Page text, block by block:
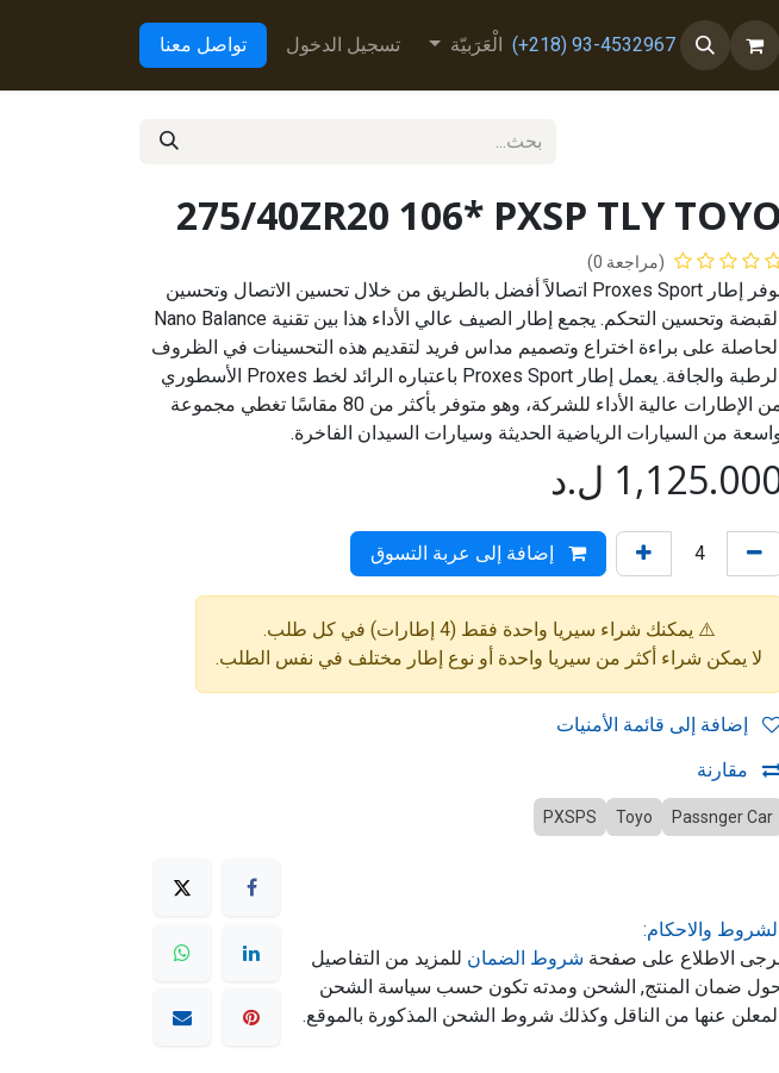
93-4532967 (218+) الْعَرَبيّة تسجيل الدخول تواصل معنا
275/40ZR20 106* PXSP TLY TOYO
(مراجعة 0)
يوفر إطار Proxes Sport اتصالاً أفضل بالطريق من خلال تحسين الاتصال وتحسين
القبضة وتحسين التحكم. يجمع إطار الصيف عالي الأداء هذا بين تقنية Nano Balance
على براءة اختراع وتصميم مداس فريد لتقديم هذه التحسينات في الظروف
الرطبة والجافة. يعمل إطار Proxes Sport باعتباره الرائد لخط Proxes الأسطوري
من الإطارات عالية الأداء للشركة، وهو متوفر بأكثر من 80 مقاسًا تغطي مجموعة
من السيارات الرياضية الحديثة وسيارات السيدان الفاخرة.
ل.د
إضافة إلى عربة التسوق
⚠️ يمكنك شراء سيريا واحدة فقط (4 إطارات) في كل طلب.
لا يمكن شراء أكثر من سيريا واحدة أو نوع إطار مختلف في نفس الطلب.
مقارنة
Passnger Car
Toyo
PXSPS
والاحكام:
الاطلاع على صفحة شروط الضمان للمزيد من التفاصيل
ضمان المنتج, الشحن ومدته تكون حسب سياسة الشحن
عنها من الناقل وكذلك شروط الشحن المذكورة بالموقع.